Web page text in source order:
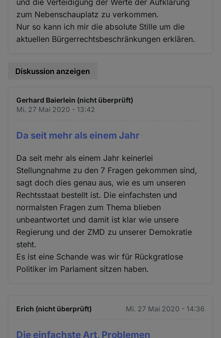
zum Nebenschauplatz zu verkommen.
Nur so kann ich mir die absolute Stille um die
aktuellen Bürgerrechtsbeschränkungen erklären.
Diskussion anzeigen
Gerhard Baierlein (nicht überprüft)
Mi. 27 Mai 2020 - 13:42
Da seit mehr als einem Jahr
Da seit mehr als einem Jahr keinerlei
Stellungnahme zu den 7 Fragen gekommen sind,
sagt doch dies genau aus, wie es um unseren
Rechtsstaat bestellt ist. Die einfachsten und
normalsten Fragen zum Thema blieben
unbeantwortet und damit ist klar wie unsere
Regierung und der ZMD zu unserer Demokratie
steht.
Es ist eine Schande was wir für Rückgratlose
Politiker im Parlament sitzen haben.
Erich (nicht überprüft) Mi. 27 Mai 2020 - 14:36
Die einfachste Art, Problemen